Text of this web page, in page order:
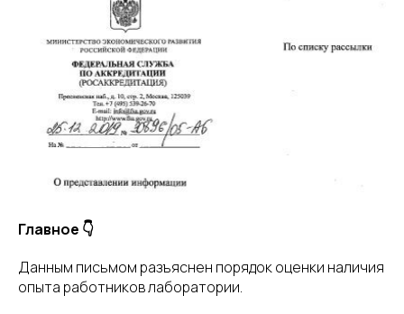
Главное 👇
Данным письмом разъяснен порядок оценки наличия
опыта работников лаборатории.